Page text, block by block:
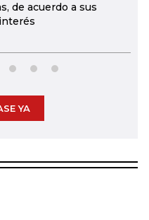
de acuerdo a sus
YA